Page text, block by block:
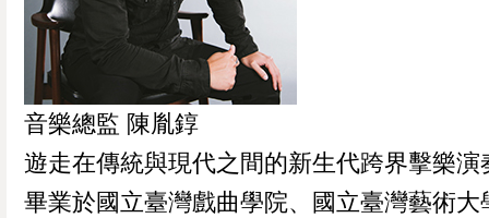
音樂總監 陳胤錞
遊走在傳統與現代之間的新生代跨界擊樂演
畢業於國立臺灣戲曲學院、國立臺灣藝術大